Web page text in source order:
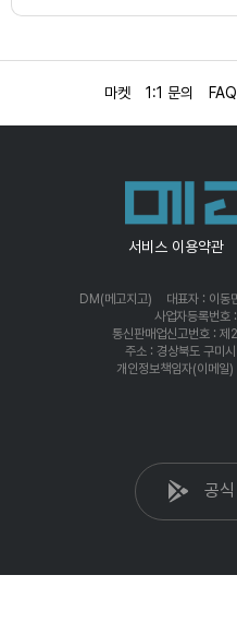
마켓 1:1 문의 FAQ
서비스 이용약관
DM(메고지고) 대표자 : 이동
사업자등록번
통신판매업신고번호 :
주소 : 경상북도 구미
개인정보책임자(이메
공